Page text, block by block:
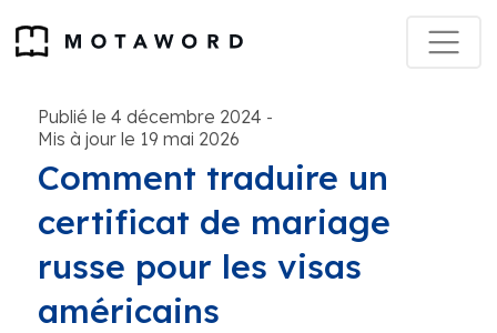
Publié le 4 décembre 2024 -
Mis à jour le 19 mai 2026
Comment traduire un
certificat de mariage
russe pour les visas
américains